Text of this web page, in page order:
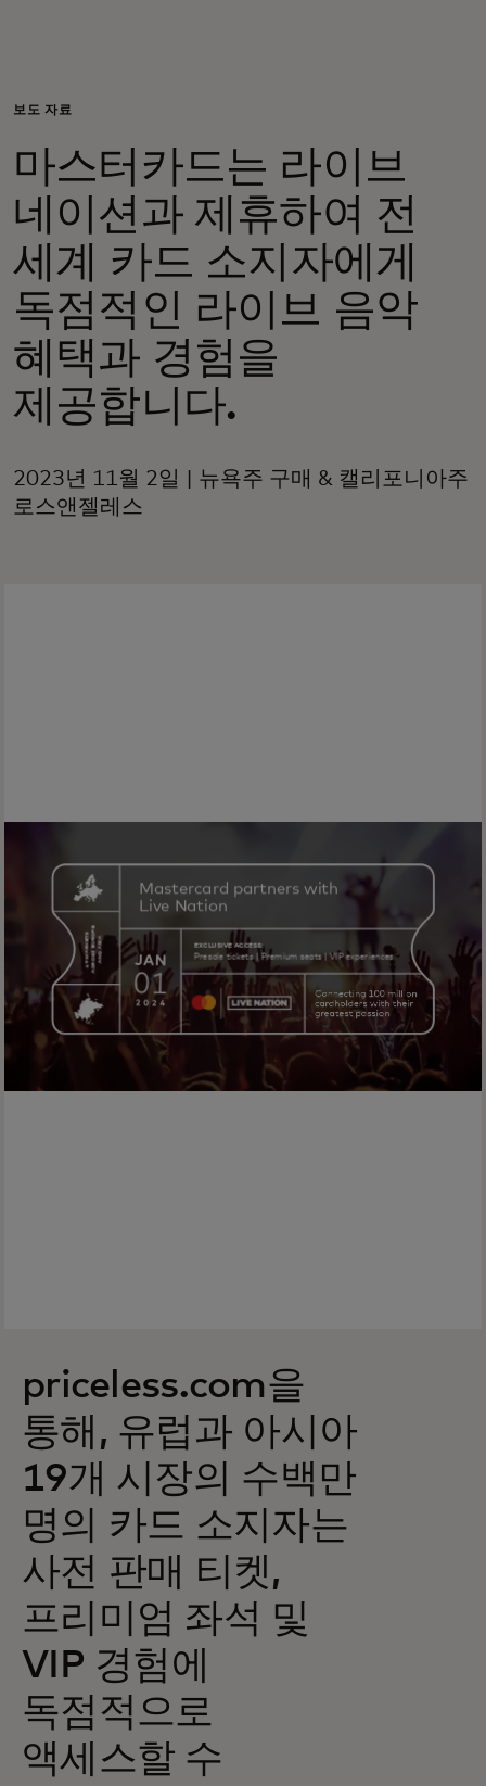
비즈니스 고객
모두를 위한 가치
이노베이터
뉴스 & 인사이트
보도 자료
마스터카드는 라이브
네이션과 제휴하여 전
세계 카드 소지자에게
독점적인 라이브 음악
혜택과 경험을
제공합니다.
2023년 11월 2일 | 뉴욕주 구매 & 캘리포니아주
로스앤젤레스
priceless.com을
통해, 유럽과 아시아
19개 시장의 수백만
명의 카드 소지자는
사전 판매 티켓,
프리미엄 좌석 및
VIP 경험에
독점적으로
액세스할 수